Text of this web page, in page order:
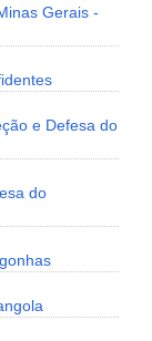
Gerais -
e Defesa do
do